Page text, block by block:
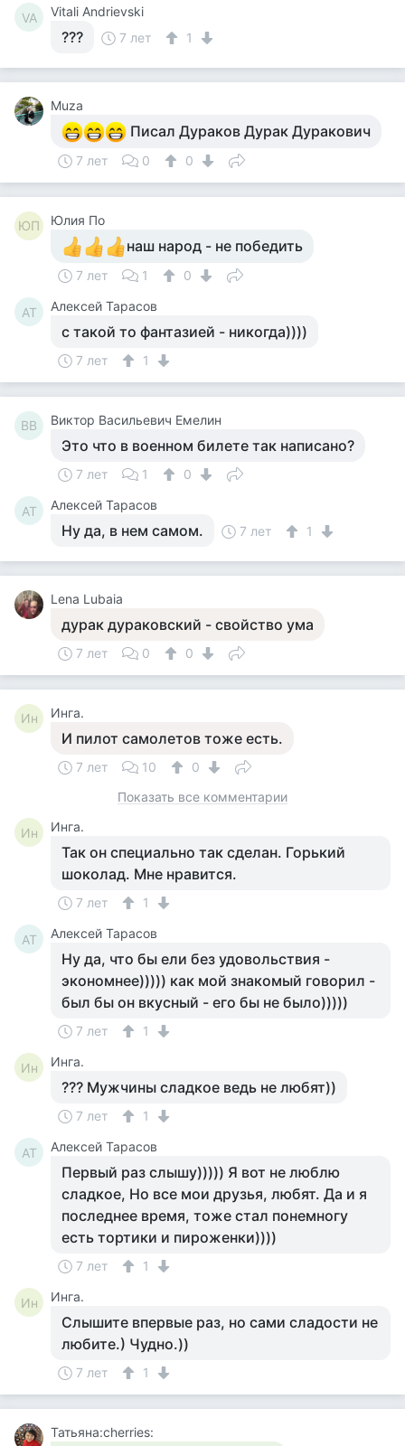
VA Vitali Andrievski
??? 7 лет 1
Muza
Писал Дураков Дурак Дуракович
7 лет 0 0
ЮП Юлия По
наш народ - не победить
7 лет 1 0
АТ Алексей Тарасов
с такой то фантазией - никогда))))
7 лет 1
ВВ Виктор Васильевич Емелин
Это что в военном билете так написано?
7 лет 1 0
АТ Алексей Тарасов
Ну да, в нем самом. 7 лет 1
Lena Lubaia
дурак дураковский - свойство ума
7 лет 0 0
Ин Инга.
И пилот самолетов тоже есть.
7 лет 10
0
Показать все комментарии
Ин Инга.
Так он специально так сделан. Горький
шоколад. Мне нравится.
7 лет 1
АТ Алексей Тарасов
Ну да, что бы ели без удовольствия -
экономнее))))) как мой знакомый говорил -
был бы он вкусный - его бы не было)))))
7 лет 1
Ин Инга.
??? Мужчины сладкое ведь не любят))
7 лет 1
АТ Алексей Тарасов
Первый раз слышу))))) Я вот не люблю
сладкое, Но все мои друзья, любят. Да и я
последнее время, тоже стал понемногу
есть тортики и пироженки))))
7 лет 1
Ин Инга.
Слышите впервые раз, но сами сладости не
любите.) Чудно.))
7 лет 1
Татьяна:cherries: